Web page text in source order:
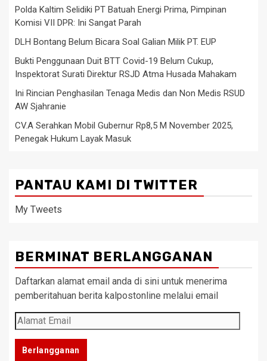
Polda Kaltim Selidiki PT Batuah Energi Prima, Pimpinan
Komisi VII DPR: Ini Sangat Parah
DLH Bontang Belum Bicara Soal Galian Milik PT. EUP
Bukti Penggunaan Duit BTT Covid-19 Belum Cukup,
Inspektorat Surati Direktur RSJD Atma Husada Mahakam
Ini Rincian Penghasilan Tenaga Medis dan Non Medis RSUD
AW Sjahranie
CV.A Serahkan Mobil Gubernur Rp8,5 M November 2025,
Penegak Hukum Layak Masuk
PANTAU KAMI DI TWITTER
My Tweets
BERMINAT BERLANGGANAN
Daftarkan alamat email anda di sini untuk menerima
pemberitahuan berita kalpostonline melalui email
Alamat
Email
Berlangganan